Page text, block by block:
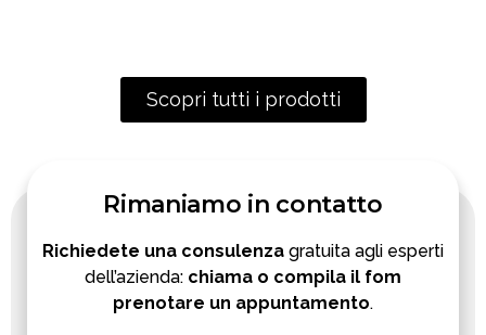
Scopri tutti i prodotti
Rimaniamo in contatto
Richiedete una consulenza gratuita agli esperti
dell’azienda: chiama o compila il fom
prenotare un appuntamento.